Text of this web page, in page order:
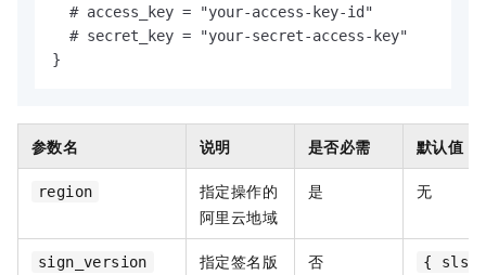
  # access_key = "your-access-key-id"
  # secret_key = "your-secret-access-key"
}
参数名 说明 是否必需 默认值
region
指定操作的
阿里云地域
是 无
sign_version
指定签名版
否
{ sls =